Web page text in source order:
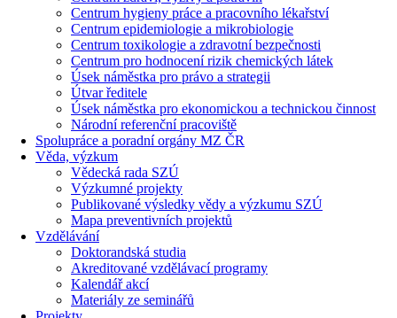
Centrum hygieny práce a pracovního lékařství
Centrum epidemiologie a mikrobiologie
Centrum toxikologie a zdravotní bezpečnosti
Centrum pro hodnocení rizik chemických látek
Úsek náměstka pro právo a strategii
Útvar ředitele
Úsek náměstka pro ekonomickou a technickou činnost
Národní referenční pracoviště
Spolupráce a poradní orgány MZ ČR
Věda, výzkum
Vědecká rada SZÚ
Výzkumné projekty
Publikované výsledky vědy a výzkumu SZÚ
Mapa preventivních projektů
Vzdělávání
Doktorandská studia
Akreditované vzdělávací programy
Kalendář akcí
Materiály ze seminářů